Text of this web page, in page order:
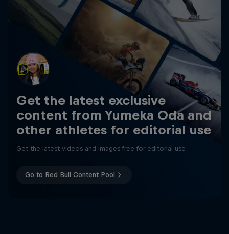
Get the latest exclusive
content from Yumeka Oda and
other athletes for editorial use
Get the latest videos and images free for editorial use
Go to Red Bull Content Pool